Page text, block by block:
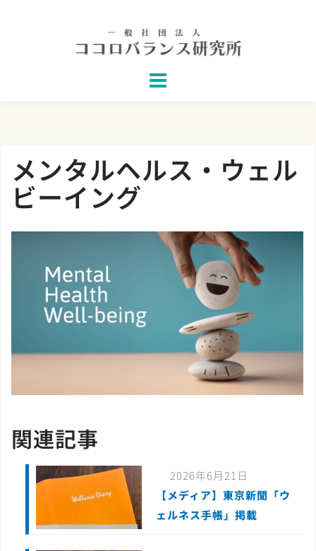
メンタルヘルス・ウェル
ビーイング
関連記事
2026年6月21日
【メディア】東京新聞「ウ
ェルネス手帳」掲載